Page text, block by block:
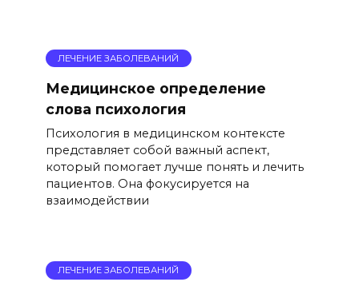
ЛЕЧЕНИЕ ЗАБОЛЕВАНИЙ
Медицинское определение
слова психология
Психология в медицинском контексте
представляет собой важный аспект,
который помогает лучше понять и лечить
пациентов. Она фокусируется на
взаимодействии
ЛЕЧЕНИЕ ЗАБОЛЕВАНИЙ